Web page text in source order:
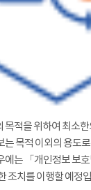
목적을 위하여 최소
는 목적 이외의 용도
에는 「개인정보 보
조치를 이행할 예정